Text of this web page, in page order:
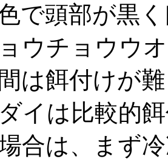
で頭部が黒
ウチョウウ
は餌付けが
イは比較的
合は、まず